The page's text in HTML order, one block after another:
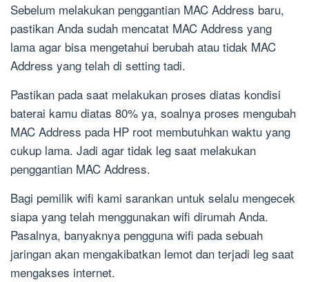
Sebelum melakukan penggantian MAC Address baru,
pastikan Anda sudah mencatat MAC Address yang
lama agar bisa mengetahui berubah atau tidak MAC
Address yang telah di setting tadi.
Pastikan pada saat melakukan proses diatas kondisi
baterai kamu diatas 80% ya, soalnya proses mengubah
MAC Address pada HP root membutuhkan waktu yang
cukup lama. Jadi agar tidak leg saat melakukan
penggantian MAC Address.
Bagi pemilik wifi kami sarankan untuk selalu mengecek
siapa yang telah menggunakan wifi dirumah Anda.
Pasalnya, banyaknya pengguna wifi pada sebuah
jaringan akan mengakibatkan lemot dan terjadi leg saat
mengakses internet.